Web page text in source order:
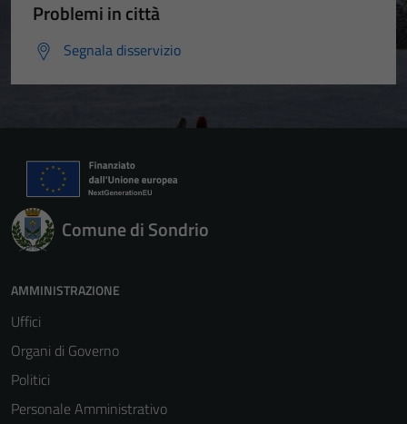
Problemi in città
Segnala disservizio
Comune di Sondrio
AMMINISTRAZIONE
Uffici
Organi di Governo
Politici
Personale Amministrativo